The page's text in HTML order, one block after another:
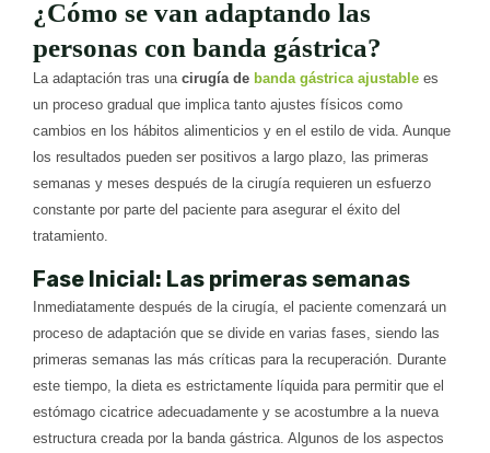
¿Cómo se van adaptando las
personas con banda gástrica?
La adaptación tras una cirugía de banda gástrica ajustable es
un proceso gradual que implica tanto ajustes físicos como
cambios en los hábitos alimenticios y en el estilo de vida. Aunque
los resultados pueden ser positivos a largo plazo, las primeras
semanas y meses después de la cirugía requieren un esfuerzo
constante por parte del paciente para asegurar el éxito del
tratamiento.
Fase Inicial: Las primeras semanas
Inmediatamente después de la cirugía, el paciente comenzará un
proceso de adaptación que se divide en varias fases, siendo las
primeras semanas las más críticas para la recuperación. Durante
este tiempo, la dieta es estrictamente líquida para permitir que el
estómago cicatrice adecuadamente y se acostumbre a la nueva
estructura creada por la banda gástrica. Algunos de los aspectos